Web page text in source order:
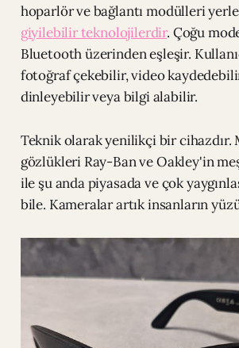
hoparlör ve bağlantı modülleri
giyilebilir teknolojilerdir. Çoğu
Bluetooth üzerinden eşleşir.
fotoğraf çekebilir, video
dinleyebilir veya bilgi alabilir.
Teknik olarak yenilikçi bir cihazdır.
gözlükleri Ray-Ban ve Oakley'in
ile şu anda piyasada ve çok
bile. Kameralar artık insanların